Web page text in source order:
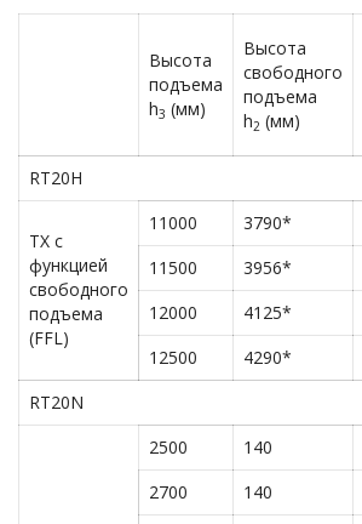
Высота
подъема
h3 (мм)
Высота
свободного
подъема
h2 (мм)
RT20H
TX с
функцией
свободного
подъема
(FFL)
11000 3790*
11500
3956*
12000
4125*
12500
4290*
RT20N
2500 140
2700
140